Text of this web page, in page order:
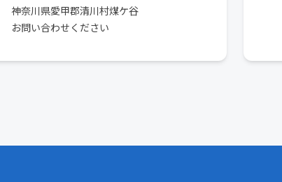
神奈川県愛甲郡清川村煤ケ谷
お問い合わせください